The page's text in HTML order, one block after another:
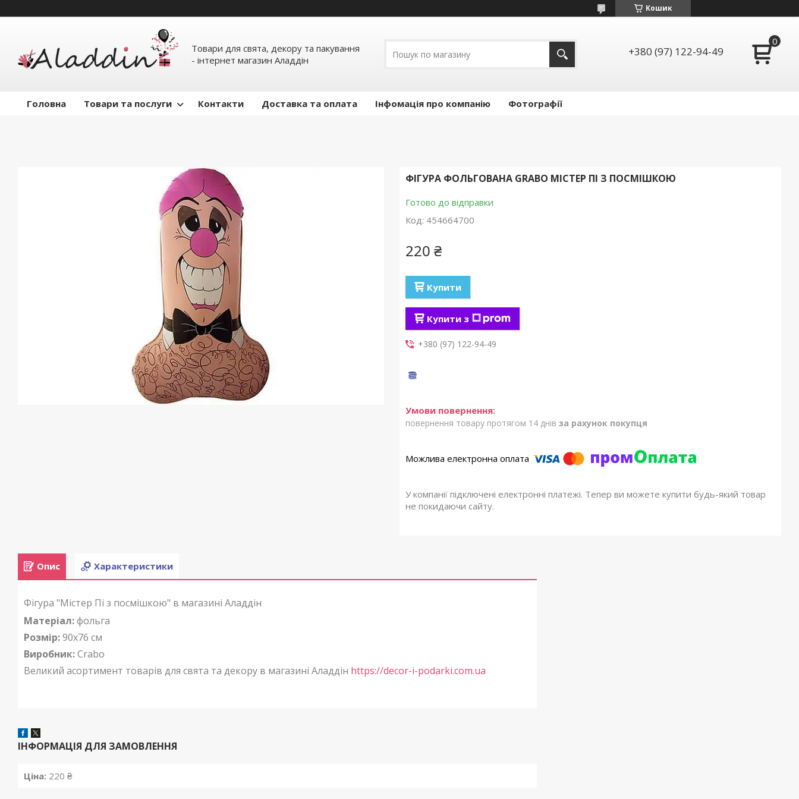
Кошик
Товари для свята, декору та пакування
- інтернет магазин Аладдін
+380 (97) 122-94-49
Головна Товари та послуги Контакти Доставка та оплата Інфомація про компанію Фотографії
ФІГУРА ФОЛЬГОВАНА GRABO МІСТЕР ПІ З ПОСМІШКОЮ
Готово до відправки
Код: 454664700
220 ₴
Купити
Купити з
+380 (97) 122-94-49
повернення товару протягом 14 днів за рахунок покупця
У компанії підключені електронні платежі. Тепер ви можете купити будь-який товар
не покидаючи сайту.
Опис Характеристики
Фігура "Містер Пі з посмішкою" в магазині Аладдін
Матеріал:фольга
Розмір:90x76 см
Виробник:Crabo
Великий асортимент товарів для свята та декору в магазині Аладдін https://decor-i-podarki.com.ua
ІНФОРМАЦІЯ ДЛЯ ЗАМОВЛЕННЯ
Ціна: 220 ₴